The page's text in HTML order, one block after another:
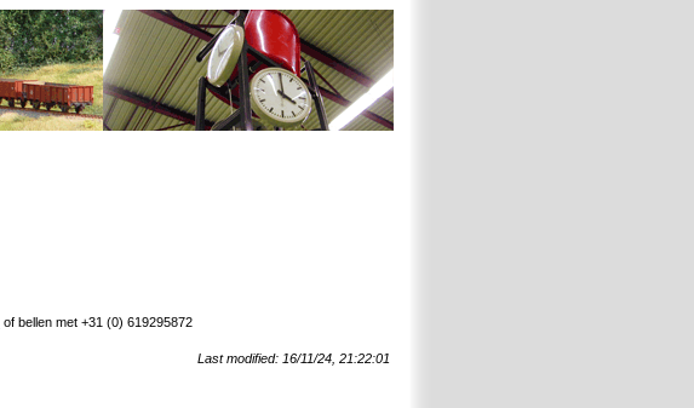
of bellen met +31 (0) 619295872
Last modified: 16/11/24, 21:22:01